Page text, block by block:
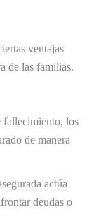
ventajas
de las familias.
fallecimiento, los
de manera
actúa
deudas o